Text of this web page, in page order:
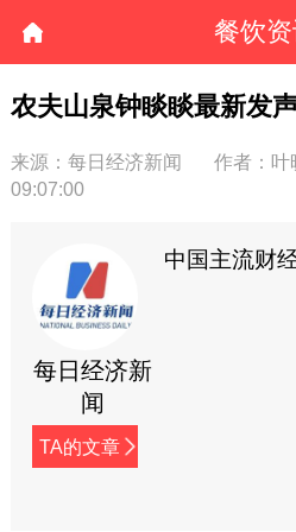
餐饮
农夫山泉钟睒睒最新发声
来源：每日经济新闻 作者：叶
09:07:00
每日经济新
闻
TA的文章
中国主流财